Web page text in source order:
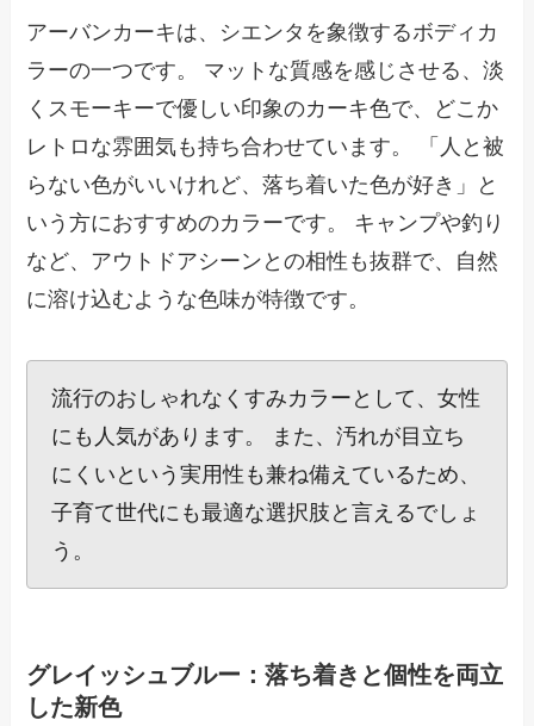
アーバンカーキは、シエンタを象徴するボディカ
ラーの一つです。 マットな質感を感じさせる、淡
くスモーキーで優しい印象のカーキ色で、どこか
レトロな雰囲気も持ち合わせています。 「人と被
らない色がいいけれど、落ち着いた色が好き」と
いう方におすすめのカラーです。 キャンプや釣り
など、アウトドアシーンとの相性も抜群で、自然
に溶け込むような色味が特徴です。
流行のおしゃれなくすみカラーとして、女性
にも人気があります。 また、汚れが目立ち
にくいという実用性も兼ね備えているため、
子育て世代にも最適な選択肢と言えるでしょ
う。
グレイッシュブルー：落ち着きと個性を両立
した新色